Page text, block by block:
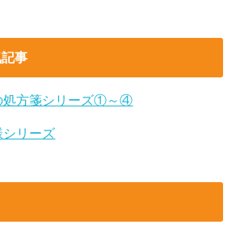
事
処方箋シリーズ①～④
シリーズ